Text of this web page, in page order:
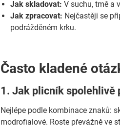
Jak skladovat: V suchu, tmě a
Jak zpracovat: Nejčastěji se
podrážděném krku.
Často kladené
1. Jak plicník spolehlivě
Nejlépe podle kombinace znaků:
modrofialové. Roste převážně ve